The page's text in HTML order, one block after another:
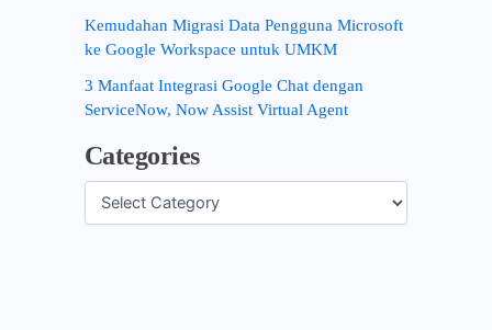
Kemudahan Migrasi Data Pengguna Microsoft
ke Google Workspace untuk UMKM
3 Manfaat Integrasi Google Chat dengan
ServiceNow, Now Assist Virtual Agent
Categories